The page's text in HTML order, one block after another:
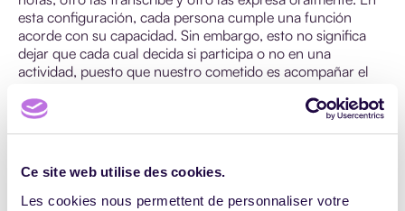
Ce site web utilise des cookies.
Les cookies nous permettent de personnaliser votre
esta configuración, cada persona cumple una función
acorde con su capacidad. Sin embargo, esto no significa
dejar que cada cual decida si participa o no en una
actividad, puesto que nuestro cometido es acompañar el
personas con trastornos DIS sin diagnosticar a menudo
cuentan con estrategias de evitación desarrolladas en su
fracaso.